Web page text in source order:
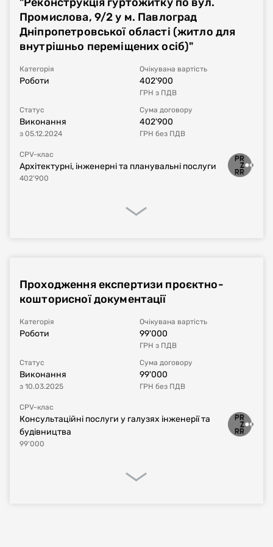
Тип процедури Відкриті торги
Номер договору, дата
UA-2023-12-07-004348-a-a1
-31.12.2025
Сума договору UAH без ПДВ
Постачальник за
договором
Промислова, 9/2 у м. Павлоград
Дніпропетровської області (житло для
внутрішньо переміщених осіб)"
Категорія
Роботи
Очікувана вартість
402'900
ГРН з ПДВ
Статус
Виконання
з 05.12.2024
Сума договору
402'900
ГРН без ПДВ
CPV-клас
Архітектурні, інженерні та планувальні послуги
402'900
Номер плану UA-P-2023-12-21-001123-a
Тип процедури Звіт про укладений договір
укладання
UA-2023-12-21-002693-a-c1
Період дії договору - 31.12.2025
Сума договору 402'900 UAH без ПДВ
Проходження експертизи проєктно-
кошторисної документації
Категорія
Роботи
Очікувана вартість
99'000
ГРН з ПДВ
Статус
Виконання
з 10.03.2025
Сума договору
99'000
ГРН без ПДВ
CPV-клас
Консультаційні послуги у галузях інженерії та
будівництва
99'000